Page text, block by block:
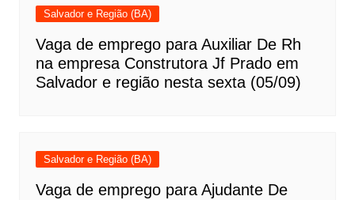
Salvador e Região (BA)
Vaga de emprego para Auxiliar De Rh
na empresa Construtora Jf Prado em
Salvador e região nesta sexta (05/09)
Salvador e Região (BA)
Vaga de emprego para Ajudante De